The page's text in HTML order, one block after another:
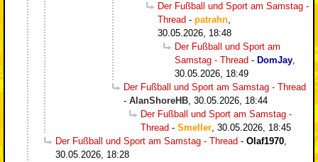
Der Fußball und Sport am Samstag -
Thread - patrahn,
30.05.2026, 18:48
Der Fußball und Sport am
Samstag - Thread - DomJay,
30.05.2026, 18:49
Der Fußball und Sport am Samstag - Thread
- AlanShoreHB, 30.05.2026, 18:44
Der Fußball und Sport am Samstag -
Thread - Smeller, 30.05.2026, 18:45
Der Fußball und Sport am Samstag - Thread - Olaf1970,
30.05.2026, 18:28